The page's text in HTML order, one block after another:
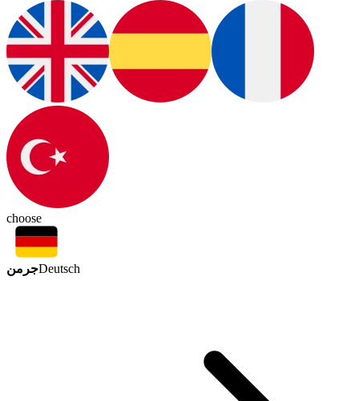
choose
جرمنDeutsch